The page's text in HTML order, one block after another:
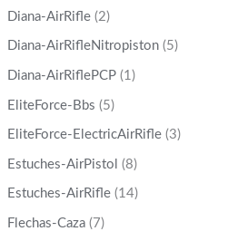
Diana-AirRifle (2)
Diana-AirRifleNitropiston (5)
Diana-AirRiflePCP (1)
EliteForce-Bbs (5)
EliteForce-ElectricAirRifle (3)
Estuches-AirPistol (8)
Estuches-AirRifle (14)
Flechas-Caza (7)